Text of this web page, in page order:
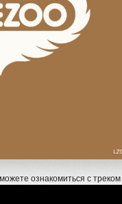
ознакомиться с треком